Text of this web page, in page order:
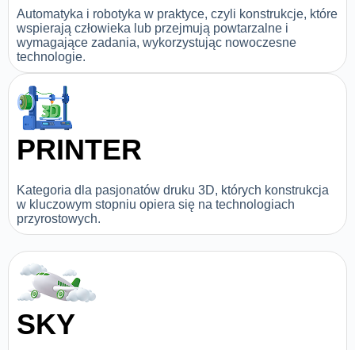
Automatyka i robotyka w praktyce, czyli konstrukcje, które
wspierają człowieka lub przejmują powtarzalne i
wymagające zadania, wykorzystując nowoczesne
technologie.
PRINTER
Kategoria dla pasjonatów druku 3D, których konstrukcja
w kluczowym stopniu opiera się na technologiach
przyrostowych.
SKY